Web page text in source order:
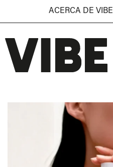
ACERCA DE VIBE